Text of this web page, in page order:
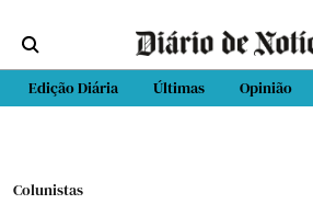
Edição Diária Últimas Opinião
Colunistas